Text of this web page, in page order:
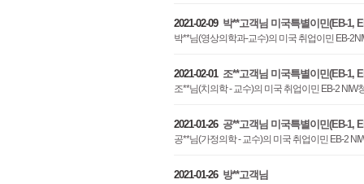
2021-02-09 박**고객님 미국특별이민(EB-1,
박**님(영상의학과-교수)의 미국 취업이민 EB-
2021-02-01 조**고객님 미국특별이민(EB-1,
조**님(치의학 - 교수)의 미국 취업이민 EB-2 NIW
2021-01-26 공**고객님 미국특별이민(EB-1,
공**님(가정의학 - 교수)의 미국 취업이민 EB-2
2021-01-26 방**고객님